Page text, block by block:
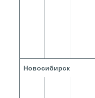
Новосибирск